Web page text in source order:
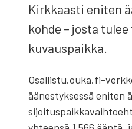
Kirk­kaas­ti eni­ten
koh­de – jos­ta
kuvaus­paik­ka.
Osallistu.ouka.fi-
äänes­tyk­ses­sä eni­ten